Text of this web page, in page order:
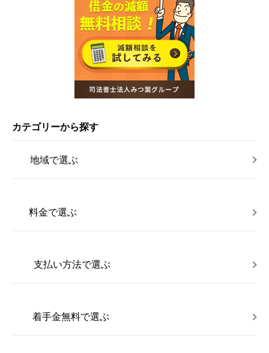
カテゴリーから探す
地域で選ぶ
料金で選ぶ
支払い方法で選ぶ
着手金無料で選ぶ